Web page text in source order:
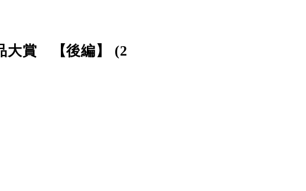
大賞 【後編】 (2